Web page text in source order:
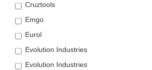
Cruztools
Emgo
Eurol
Evolution Industries
Evolution Industries